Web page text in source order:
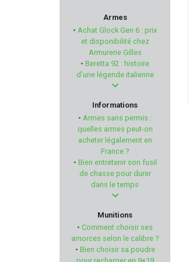
GPA
RIZZINI
EUROHUNT
UTAS DEFENSE
TAURUS
HAGOPUR
Armes
• Achat Glock Gen 6 : prix
et disponibilité chez
Armurerie Gilles
• Beretta 92 : histoire
d'une légende italienne
Informations
• Armes sans permis :
quelles armes peut-on
acheter légalement en
France ?
• Bien entretenir son fusil
de chasse pour durer
dans le temps
Munitions
• Comment choisir ses
amorces selon le calibre ?
• Bien choisir sa poudre